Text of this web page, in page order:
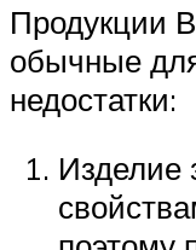
Продукции
обычные
недостатки:
Изделие